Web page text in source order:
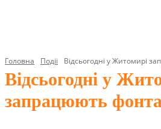
Головна Події Відсьогодні у Житомирі
Відсьогодні у
запрацюють